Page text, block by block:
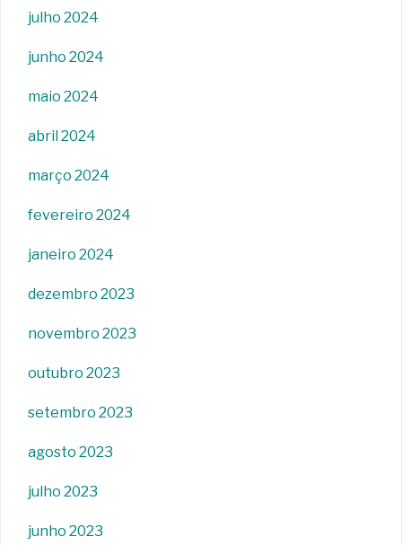
julho 2024
junho 2024
maio 2024
abril 2024
março 2024
fevereiro 2024
janeiro 2024
dezembro 2023
novembro 2023
outubro 2023
setembro 2023
agosto 2023
julho 2023
junho 2023